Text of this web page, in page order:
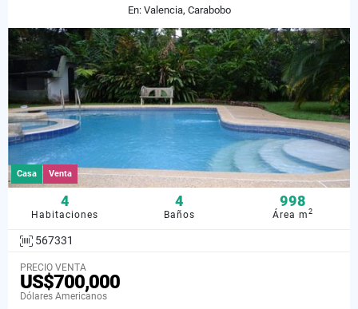
En: Valencia, Carabobo
Casa Venta
4
Habitaciones
4
Baños
998
Área m2
567331
PRECIO VENTA
US$700,000
Dólares Americanos